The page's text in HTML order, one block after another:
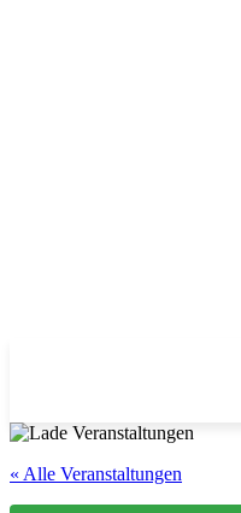
« Alle Veranstaltungen